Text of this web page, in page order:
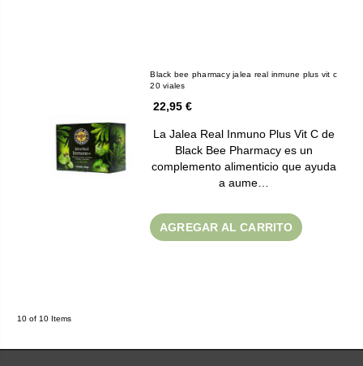
Black bee pharmacy jalea real inmune plus vit c
20 viales
22,95 €
La Jalea Real Inmuno Plus Vit C de
Black Bee Pharmacy es un
complemento alimenticio que ayuda
a aume…
AGREGAR AL CARRITO
10 of 10 Items